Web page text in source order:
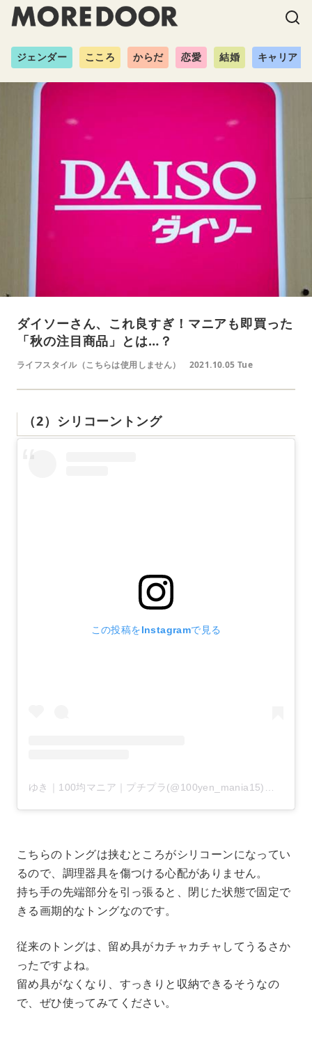
ジェンダー こころ からだ 恋愛 結婚 キャリア
ダイソーさん、これ良すぎ！マニアも即買った
「秋の注目商品」とは…？
ライフスタイル（こちらは使用しません） 2021.10.05 Tue
（2）シリコーントング
この投稿をInstagramで見る
ゆき｜100均マニア｜プチプラ(@100yen_mania15)がシェアした投稿
こちらのトングは挟むところがシリコーンになってい
るので、調理器具を傷つける心配がありません。
持ち手の先端部分を引っ張ると、閉じた状態で固定で
きる画期的なトングなのです。
従来のトングは、留め具がカチャカチャしてうるさか
ったですよね。
留め具がなくなり、すっきりと収納できるそうなの
で、ぜひ使ってみてください。